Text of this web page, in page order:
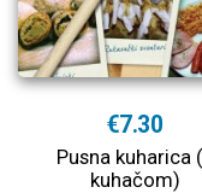
€7.30
Pusna kuharica
kuhačom)